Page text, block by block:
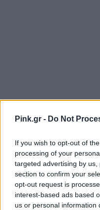
Pink.gr - Do Not
If you wish to opt-out of
processing of your
targeted advertising by
section to confirm your
opt-out request is
interest-based ads based
us or personal information